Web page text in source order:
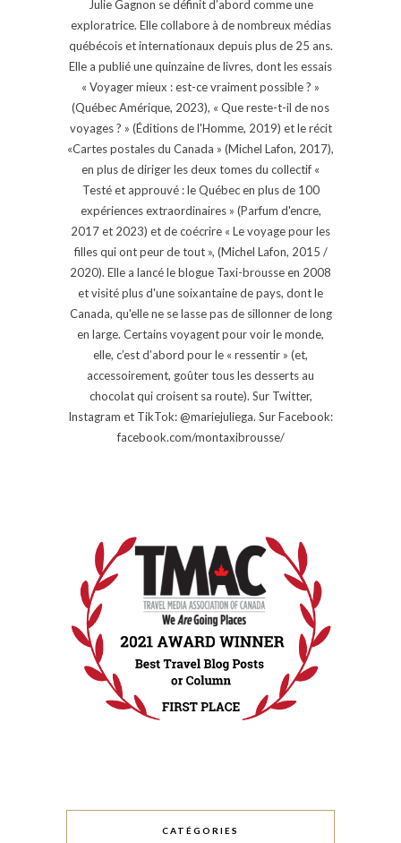
Julie Gagnon se définit d’abord comme une
exploratrice. Elle collabore à de nombreux médias
québécois et internationaux depuis plus de 25 ans.
Elle a publié une quinzaine de livres, dont les essais
« Voyager mieux : est-ce vraiment possible ? »
(Québec Amérique, 2023), « Que reste-t-il de nos
voyages ? » (Éditions de l'Homme, 2019) et le récit
«Cartes postales du Canada » (Michel Lafon, 2017),
en plus de diriger les deux tomes du collectif «
Testé et approuvé : le Québec en plus de 100
expériences extraordinaires » (Parfum d'encre,
2017 et 2023) et de coécrire « Le voyage pour les
filles qui ont peur de tout », (Michel Lafon, 2015 /
2020). Elle a lancé le blogue Taxi-brousse en 2008
et visité plus d'une soixantaine de pays, dont le
Canada, qu'elle ne se lasse pas de sillonner de long
en large. Certains voyagent pour voir le monde,
elle, c’est d’abord pour le « ressentir » (et,
accessoirement, goûter tous les desserts au
chocolat qui croisent sa route). Sur Twitter,
Instagram et TikTok: @mariejuliega. Sur Facebook:
facebook.com/montaxibrousse/
CATÉGORIES